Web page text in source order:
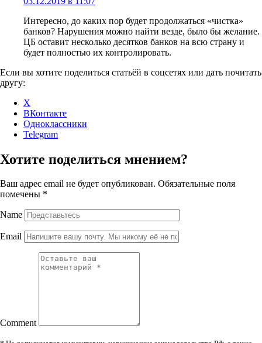
Интересно, до каких пор будет продолжаться «чистка»
банков? Нарушения можно найти везде, было бы желание.
ЦБ оставит несколько десятков банков на всю страну и
будет полностью их контролировать.
Если вы хотите поделиться статьёй в соцсетях или дать почитать
другу:
X
ВКонтакте
Одноклассники
Telegram
Хотите поделиться мнением?
Ваш адрес email не будет опубликован. Обязательные поля
помечены *
Name
Email
Comment